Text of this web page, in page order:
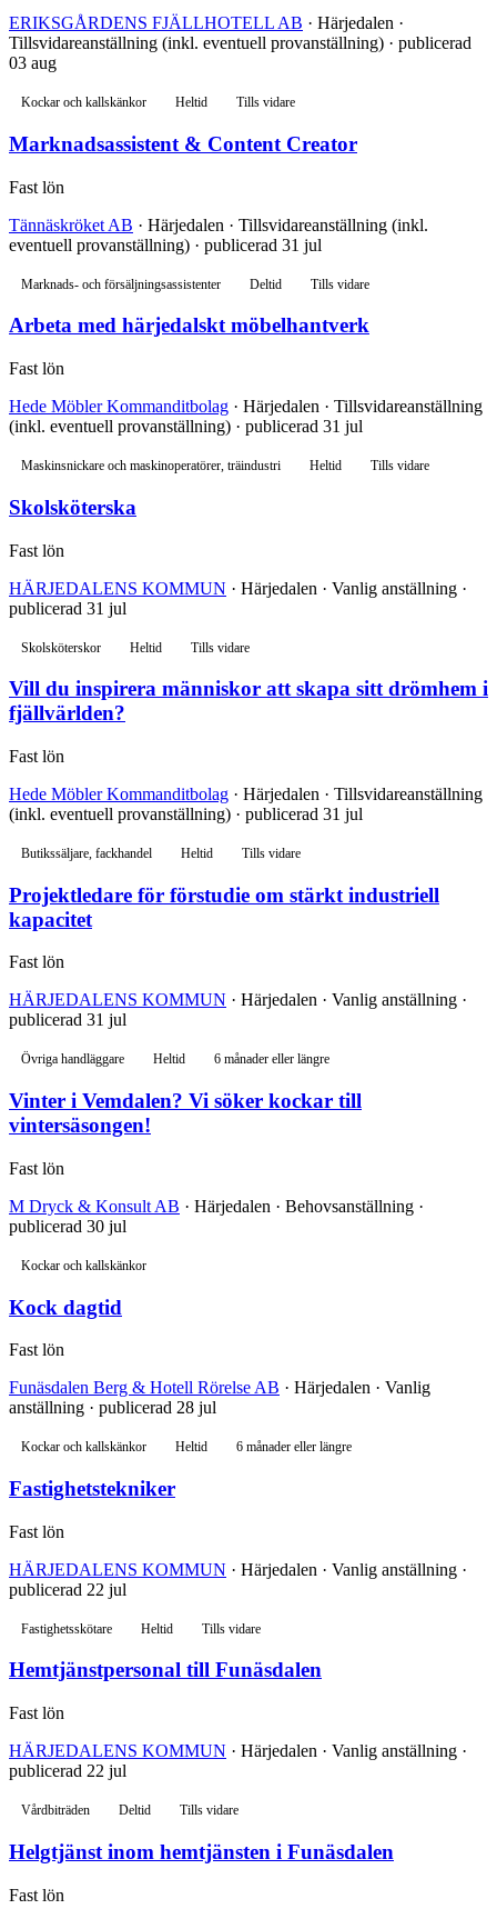
ERIKSGÅRDENS FJÄLLHOTELL AB · Härjedalen ·
Tillsvidareanställning (inkl. eventuell provanställning) · publicerad
03 aug
Kockar och kallskänkor Heltid Tills vidare
Marknadsassistent & Content Creator
Fast lön
Tännäskröket AB · Härjedalen · Tillsvidareanställning (inkl.
eventuell provanställning) · publicerad 31 jul
Marknads- och försäljningsassistenter Deltid Tills vidare
Arbeta med härjedalskt möbelhantverk
Fast lön
Hede Möbler Kommanditbolag · Härjedalen · Tillsvidareanställning
(inkl. eventuell provanställning) · publicerad 31 jul
Maskinsnickare och maskinoperatörer, träindustri Heltid Tills vidare
Skolsköterska
Fast lön
HÄRJEDALENS KOMMUN · Härjedalen · Vanlig anställning ·
publicerad 31 jul
Skolsköterskor Heltid Tills vidare
Vill du inspirera människor att skapa sitt drömhem i
fjällvärlden?
Fast lön
Hede Möbler Kommanditbolag · Härjedalen · Tillsvidareanställning
(inkl. eventuell provanställning) · publicerad 31 jul
Butikssäljare, fackhandel Heltid Tills vidare
Projektledare för förstudie om stärkt industriell
kapacitet
Fast lön
HÄRJEDALENS KOMMUN · Härjedalen · Vanlig anställning ·
publicerad 31 jul
Övriga handläggare Heltid 6 månader eller längre
Vinter i Vemdalen? Vi söker kockar till
vintersäsongen!
Fast lön
M Dryck & Konsult AB · Härjedalen · Behovsanställning ·
publicerad 30 jul
Kockar och kallskänkor
Kock dagtid
Fast lön
Funäsdalen Berg & Hotell Rörelse AB · Härjedalen · Vanlig
anställning · publicerad 28 jul
Kockar och kallskänkor Heltid 6 månader eller längre
Fastighetstekniker
Fast lön
HÄRJEDALENS KOMMUN · Härjedalen · Vanlig anställning ·
publicerad 22 jul
Fastighetsskötare Heltid Tills vidare
Hemtjänstpersonal till Funäsdalen
Fast lön
HÄRJEDALENS KOMMUN · Härjedalen · Vanlig anställning ·
publicerad 22 jul
Vårdbiträden Deltid Tills vidare
Helgtjänst inom hemtjänsten i Funäsdalen
Fast lön